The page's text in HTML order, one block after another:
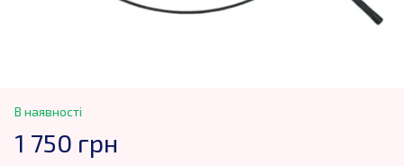
В наявності
1 750 грн